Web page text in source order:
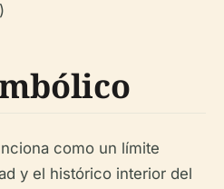
)
como un límite
y el histórico interior del